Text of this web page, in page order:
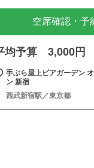
空席確認・予
均予算 3,000円
手ぶら屋上ビアガーデン
ン 新宿
西武新宿駅／東京都